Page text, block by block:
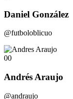
Daniel González
@futboloblicuo
00
Andrés Araujo
@andraujo